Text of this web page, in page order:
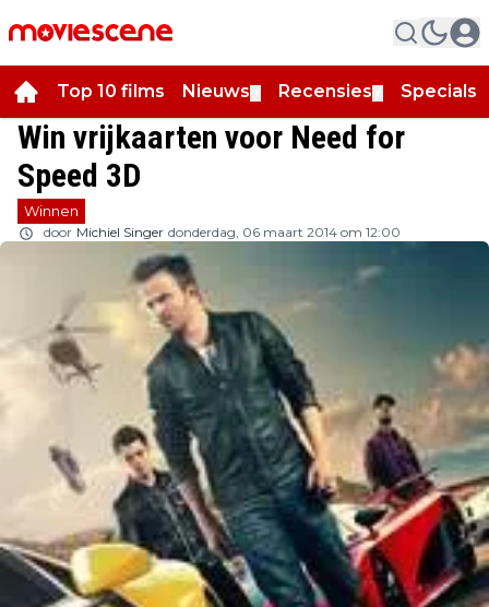
Top 10 films Nieuws Recensies Specials
Win vrijkaarten voor Need for
Speed 3D
Winnen
door Michiel Singer donderdag, 06 maart 2014 om 12:00